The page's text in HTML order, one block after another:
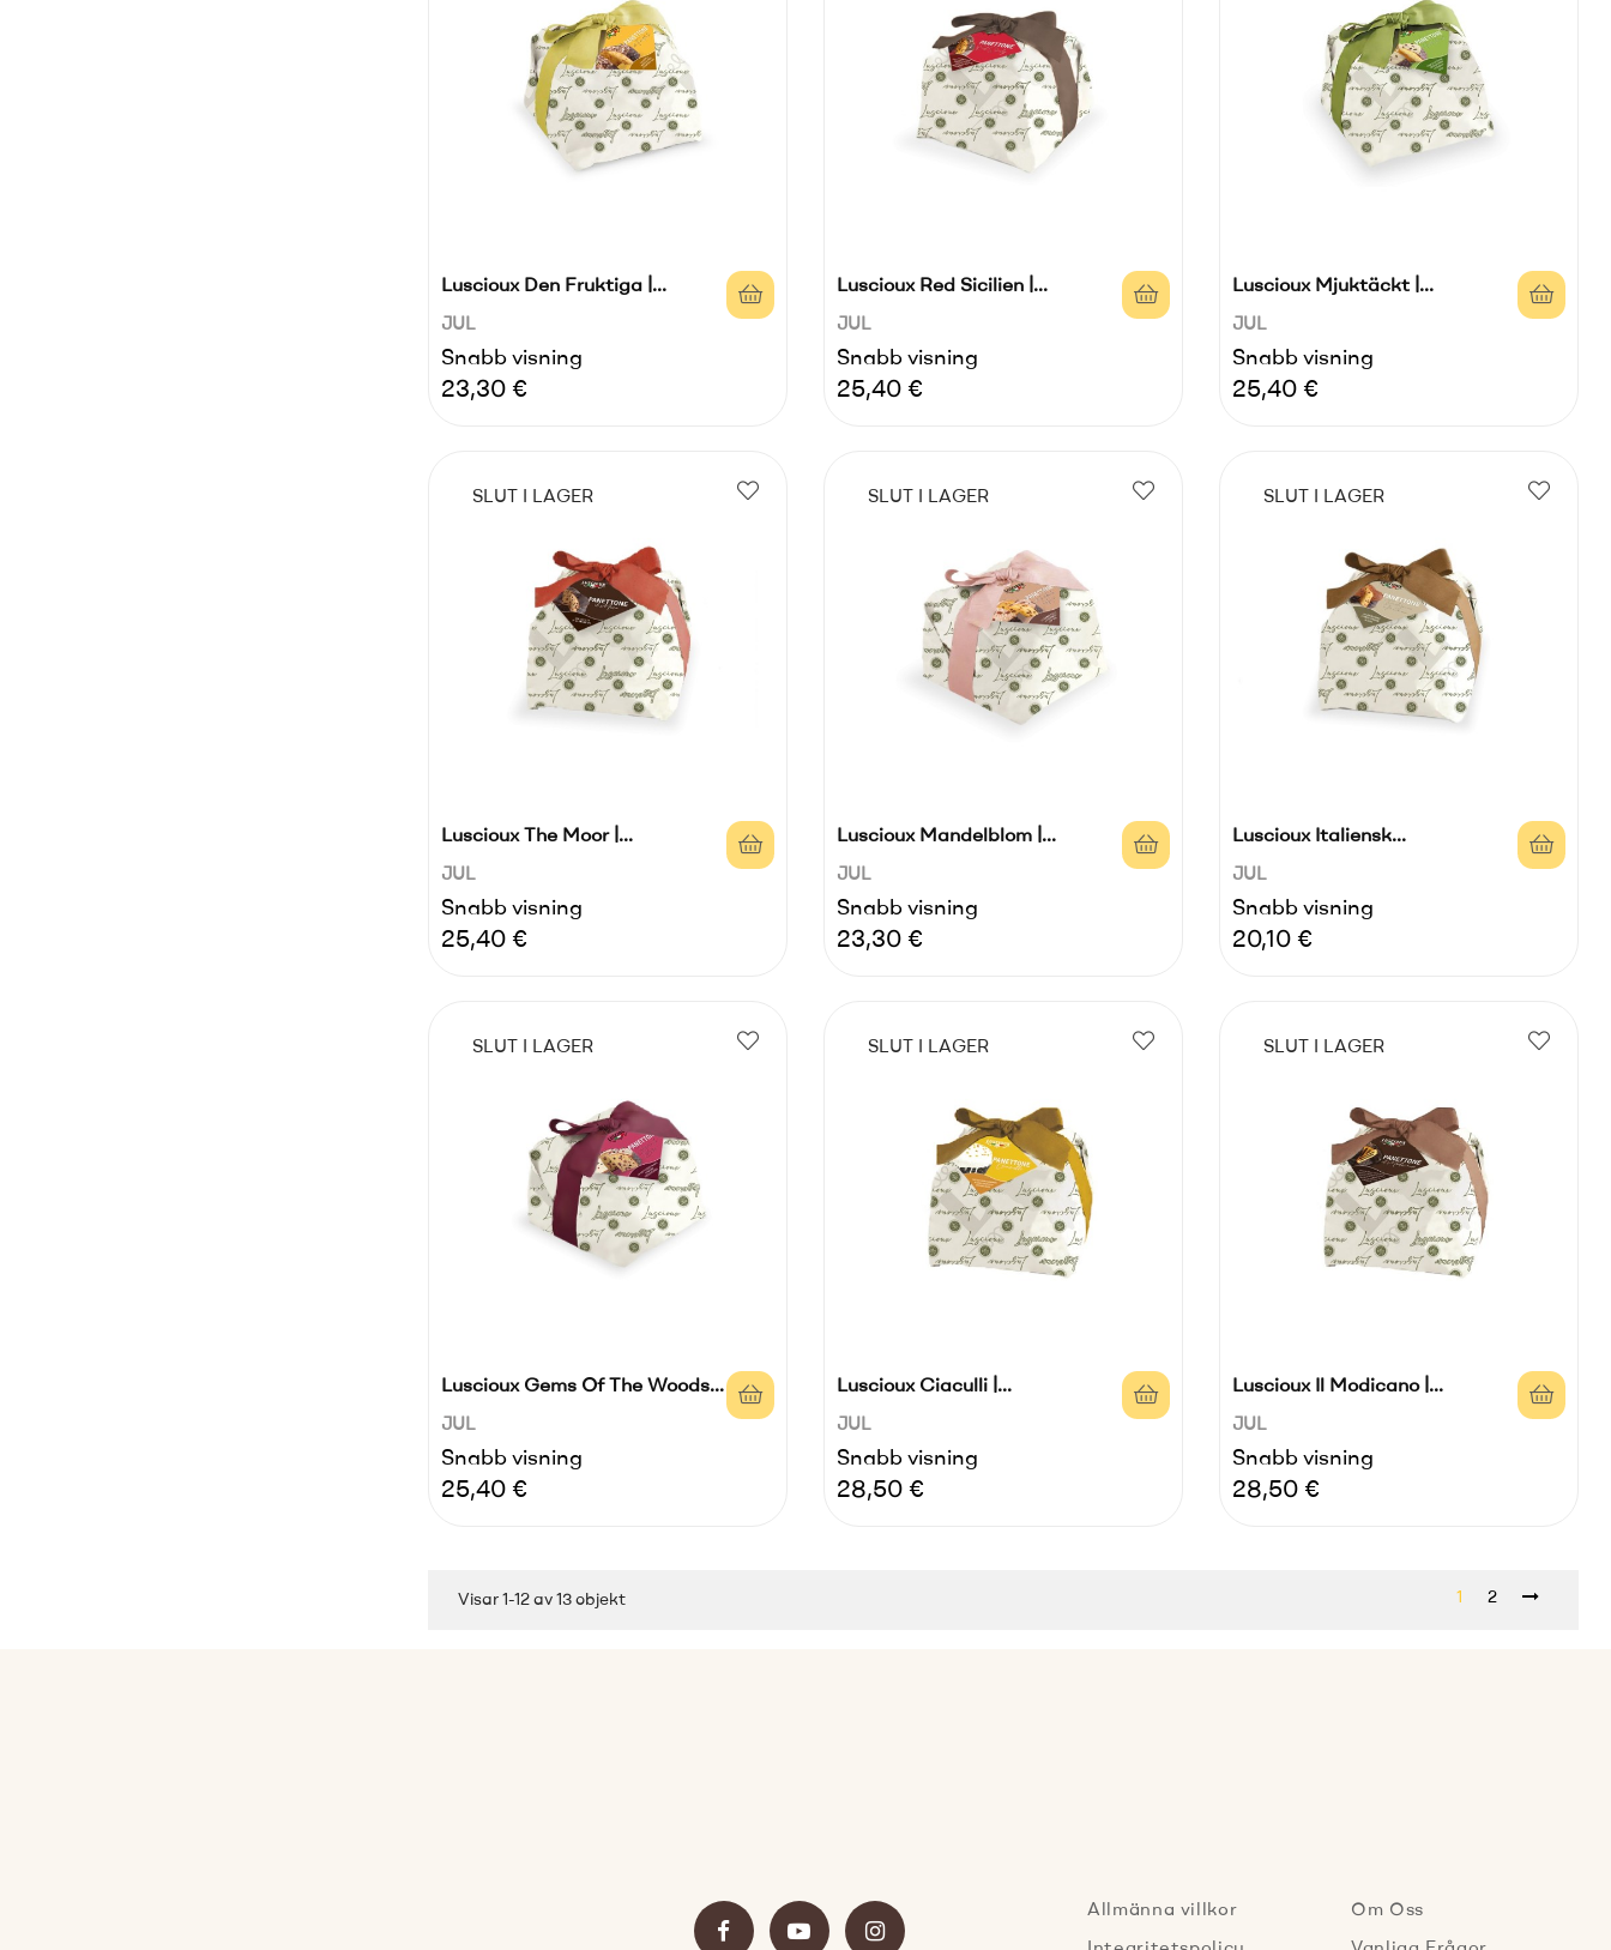
Luscioux Den Fruktiga |...
JUL
Snabb visning
Pris
23,30 €
Luscioux Red Sicilien |...
JUL
Snabb visning
Pris
25,40 €
Luscioux Mjuktäckt |...
JUL
Snabb visning
Pris
25,40 €
SLUT I LAGER
Luscioux The Moor |...
JUL
Snabb visning
Pris
25,40 €
SLUT I LAGER
Luscioux Mandelblom |...
JUL
Snabb visning
Pris
23,30 €
SLUT I LAGER
Luscioux Italiensk...
JUL
Snabb visning
Pris
20,10 €
SLUT I LAGER
Luscioux Gems Of The Woods...
JUL
Snabb visning
Pris
25,40 €
SLUT I LAGER
Luscioux Ciaculli |...
JUL
Snabb visning
Pris
28,50 €
SLUT I LAGER
Luscioux Il Modicano |...
JUL
Snabb visning
Pris
28,50 €
Visar 1-12 av 13 objekt 1 2
Allmänna villkor Om Oss